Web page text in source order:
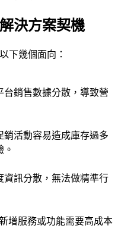
決方案契機
下幾個面向：
銷售數據分散，導致營
銷活動容易造成庫存過多
資訊分散，無法做精準行
增服務或功能需要高成本